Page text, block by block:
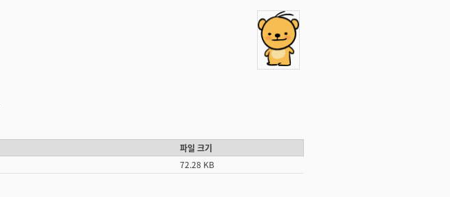
파일 크기
72.28 KB